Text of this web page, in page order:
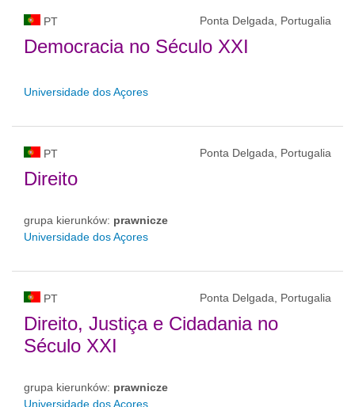
PT Ponta Delgada, Portugalia
Democracia no Século XXI
Universidade dos Açores
PT Ponta Delgada, Portugalia
Direito
grupa kierunków: prawnicze
Universidade dos Açores
PT Ponta Delgada, Portugalia
Direito, Justiça e Cidadania no
Século XXI
grupa kierunków: prawnicze
Universidade dos Açores